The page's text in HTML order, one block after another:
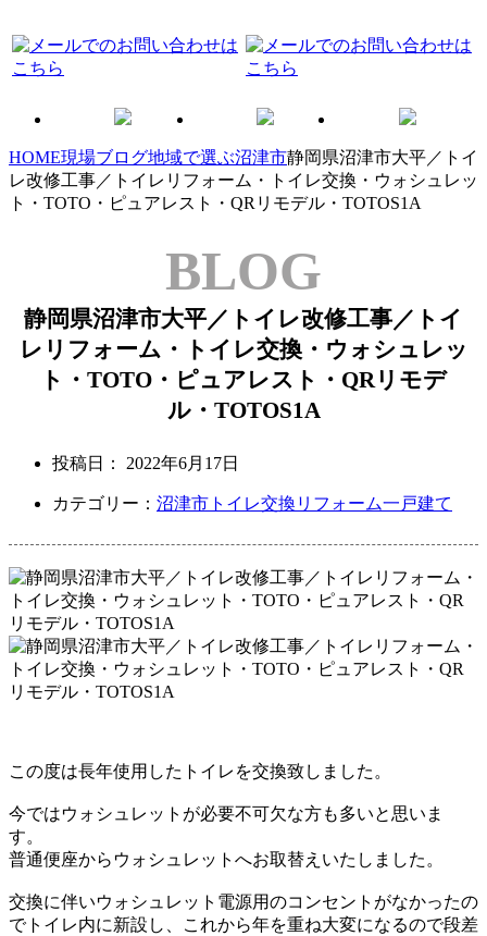
HOME現場ブログ地域で選ぶ沼津市静岡県沼津市大平／トイ
レ改修工事／トイレリフォーム・トイレ交換・ウォシュレッ
ト・TOTO・ピュアレスト・QRリモデル・TOTOS1A
BLOG
静岡県沼津市大平／トイレ改修工事／トイ
レリフォーム・トイレ交換・ウォシュレッ
ト・TOTO・ピュアレスト・QRリモデ
ル・TOTOS1A
投稿日： 2022年6月17日
カテゴリー： 沼津市 トイレ交換リフォーム一戸建て
この度は長年使用したトイレを交換致しました。
今ではウォシュレットが必要不可欠な方も多いと思いま
す。
普通便座からウォシュレットへお取替えいたしました。
交換に伴いウォシュレット電源用のコンセントがなかったの
でトイレ内に新設し、これから年を重ね大変になるので段差